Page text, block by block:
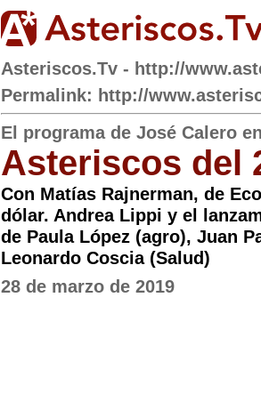
Asteriscos.Tv - http://
Permalink: http://
El programa de José Calero
Asteriscos del
Con Matías Rajnerman, de
dólar. Andrea Lippi y el
de Paula López (agro), Juan
Leonardo Coscia (Salud)
28 de marzo de 2019